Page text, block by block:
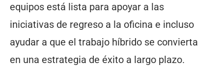
equipos está lista para apoyar a las
iniciativas de regreso a la oficina e incluso
ayudar a que el trabajo híbrido se convierta
en una estrategia de éxito a largo plazo.